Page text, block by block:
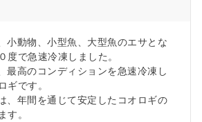
小動物、小型魚、大型魚のエサとな
度で急速冷凍しました。
最高のコンディションを急速冷凍し
ギです。
、年間を通じて安定したコオロギの
す。